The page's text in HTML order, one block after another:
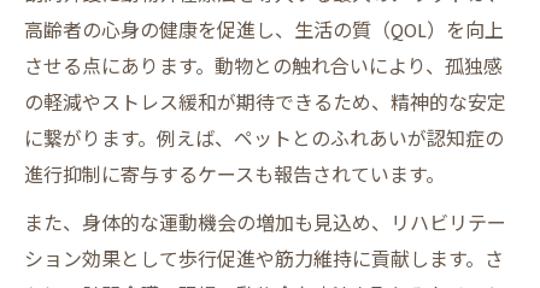
高齢者の心身の健康を促進し、生活の質（QOL）を向上
させる点にあります。動物との触れ合いにより、孤独感
の軽減やストレス緩和が期待できるため、精神的な安定
に繋がります。例えば、ペットとのふれあいが認知症の
進行抑制に寄与するケースも報告されています。
また、身体的な運動機会の増加も見込め、リハビリテー
ション効果として歩行促進や筋力維持に貢献します。さ